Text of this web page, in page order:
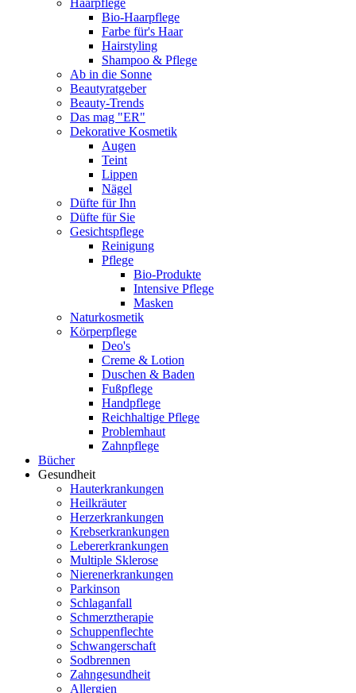
Haarpflege
Bio-Haarpflege
Farbe für's Haar
Hairstyling
Shampoo & Pflege
Ab in die Sonne
Beautyratgeber
Beauty-Trends
Das mag "ER"
Dekorative Kosmetik
Augen
Teint
Lippen
Nägel
Düfte für Ihn
Düfte für Sie
Gesichtspflege
Reinigung
Pflege
Bio-Produkte
Intensive Pflege
Masken
Naturkosmetik
Körperpflege
Deo's
Creme & Lotion
Duschen & Baden
Fußpflege
Handpflege
Reichhaltige Pflege
Problemhaut
Zahnpflege
Bücher
Gesundheit
Hauterkrankungen
Heilkräuter
Herzerkrankungen
Krebserkrankungen
Lebererkrankungen
Multiple Sklerose
Nierenerkrankungen
Parkinson
Schlaganfall
Schmerztherapie
Schuppenflechte
Schwangerschaft
Sodbrennen
Zahngesundheit
Allergien